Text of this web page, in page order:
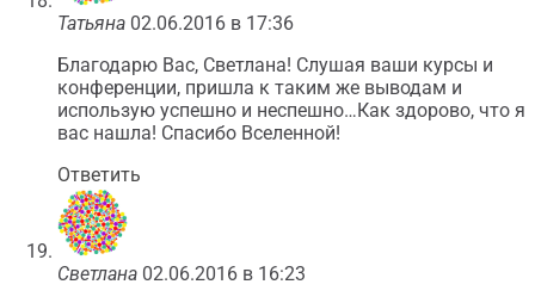
Татьяна 02.06.2016 в 17:36
Благодарю Вас, Светлана! Слушая ваши курсы и
конференции, пришла к таким же выводам и
использую успешно и неспешно…Как здорово, что я
вас нашла! Спасибо Вселенной!
Ответить
Светлана 02.06.2016 в 16:23